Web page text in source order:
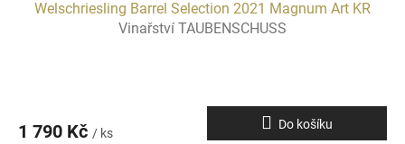
Welschriesling Barrel Selection 2021 Magnum Art KR
Vinařství TAUBENSCHUSS
1 790 Kč / ks
Do košíku